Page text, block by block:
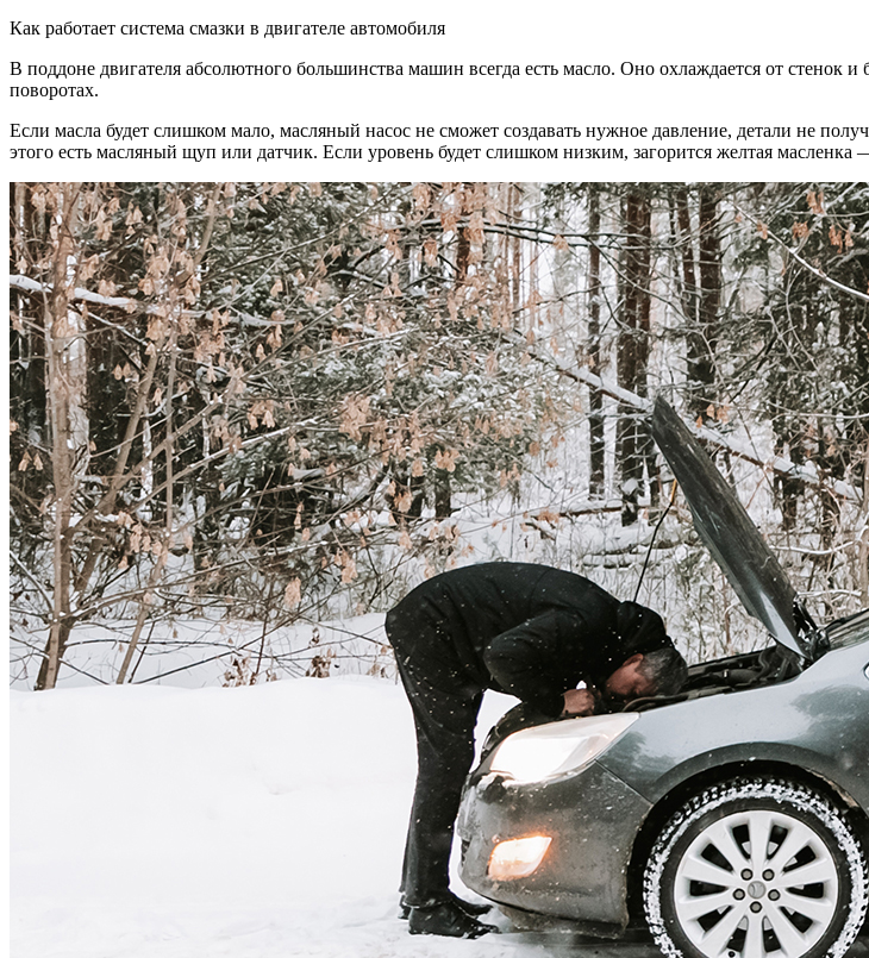
Как работает система смазки в двигателе автомобиля
В поддоне двигателя абсолютного большинства машин всегда есть масло. Оно охлаждается от
поворотах.
Если масла будет слишком мало, масляный насос не сможет создавать нужное давление, детали не
этого есть масляный щуп или датчик. Если уровень будет слишком низким, загорится желтая